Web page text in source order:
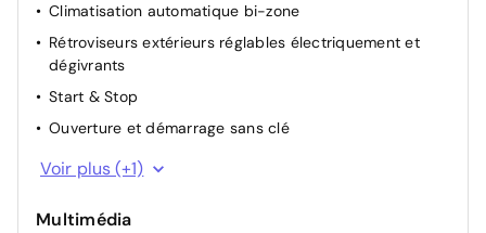
Climatisation automatique bi-zone
Rétroviseurs extérieurs réglables électriquement et
dégivrants
Start & Stop
Ouverture et démarrage sans clé
Régulateur de vitesse et limiteur de vitesse intelligent
Voir plus (+1)
Multimédia